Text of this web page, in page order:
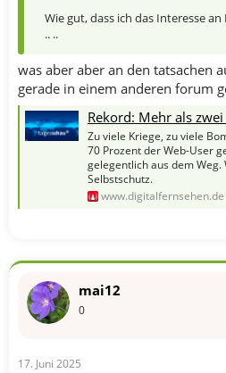
Wie gut, dass ich das Interesse
.. ..
was aber aber an den tatsachen
gerade in einem anderen forum
Rekord: Mehr als zwei
Zu viele Kriege, zu viele
70 Prozent der Web-User
gelegentlich aus dem
Selbstschutz.
www.digitalfernsehen.de
mai12
0
17. Juni 2025